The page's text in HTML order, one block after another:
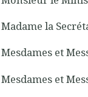
Madame la
Mesdames et
Mesdames et